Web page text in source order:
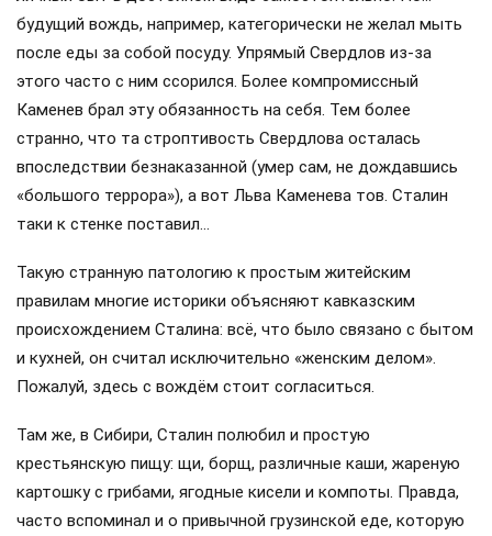
будущий вождь, например, категорически не желал мыть
после еды за собой посуду. Упрямый Свердлов из-за
этого часто с ним ссорился. Более компромиссный
Каменев брал эту обязанность на себя. Тем более
странно, что та строптивость Свердлова осталась
впоследствии безнаказанной (умер сам, не дождавшись
«большого террора»), а вот Льва Каменева тов. Сталин
таки к стенке поставил…
Такую странную патологию к простым житейским
правилам многие историки объясняют кавказским
происхождением Сталина: всё, что было связано с бытом
и кухней, он считал исключительно «женским делом».
Пожалуй, здесь с вождём стоит согласиться.
Там же, в Сибири, Сталин полюбил и простую
крестьянскую пищу: щи, борщ, различные каши, жареную
картошку с грибами, ягодные кисели и компоты. Правда,
часто вспоминал и о привычной грузинской еде, которую